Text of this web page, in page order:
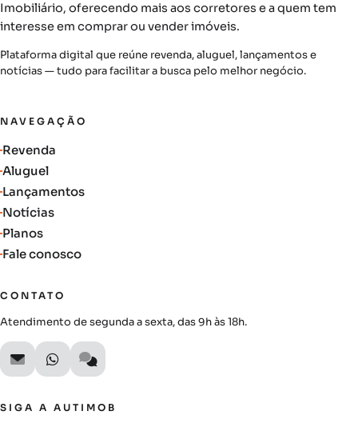
Imobiliário, oferecendo mais aos corretores e a quem tem
interesse em comprar ou vender imóveis.
Plataforma digital que reúne revenda, aluguel, lançamentos e
notícias — tudo para facilitar a busca pelo melhor negócio.
NAVEGAÇÃO
Revenda
Aluguel
Lançamentos
Notícias
Planos
Fale conosco
CONTATO
Atendimento de segunda a sexta, das 9h às 18h.
SIGA A AUTIMOB